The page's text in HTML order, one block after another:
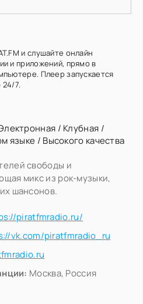
и слушайте онлайн
и приложений, прямо в
Плеер запускается
24/7.
/ Клубная /
языке / Высокого качества
свободы и
микс из рок-музыки,
шансонов.
piratfmradio.ru/
vk.com/piratfmradio_ru
Москва, Россия